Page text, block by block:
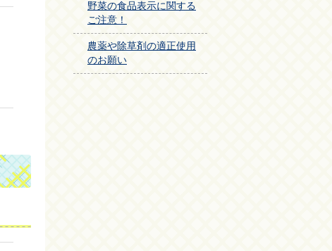
野菜の食品表示に関する
ご注意！
農薬や除草剤の適正使用
のお願い